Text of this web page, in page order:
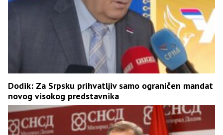
Dodik: Za Srpsku prihvatljiv samo ograničen mandat
novog visokog predstavnika